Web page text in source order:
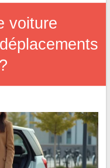
voiture